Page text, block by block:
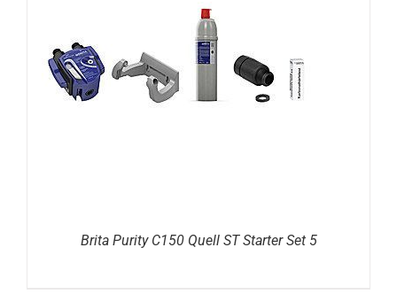
DETAILS
Brita Purity C150 Quell ST Starter Set 5